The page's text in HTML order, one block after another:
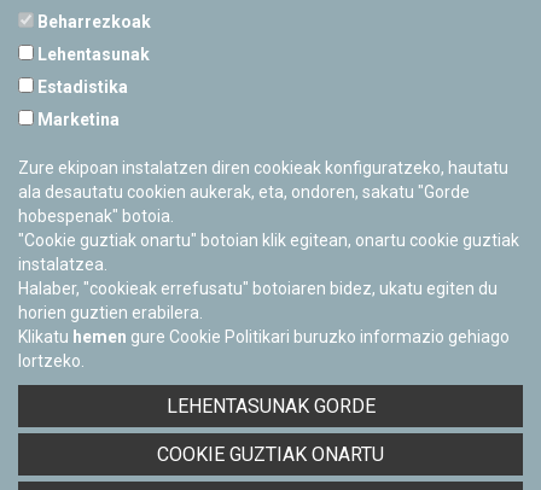
Cerrado Temporalmente
Facebook
Twitter
Youtube
Flickr
Pribatutasun-politika eta Lege-oharra
Beharrezkoak
Lehentasunak
Estadistika
Marketina
Zure ekipoan instalatzen diren cookieak konfiguratzeko, hautatu
ala desautatu cookien aukerak, eta, ondoren, sakatu "Gorde
hobespenak" botoia.
"Cookie guztiak onartu" botoian klik egitean, onartu cookie guztiak
instalatzea.
Halaber, "cookieak errefusatu" botoiaren bidez, ukatu egiten du
horien guztien erabilera.
Klikatu hemen gure Cookie Politikari buruzko informazio gehiago
lortzeko.
LEHENTASUNAK GORDE
COOKIE GUZTIAK ONARTU